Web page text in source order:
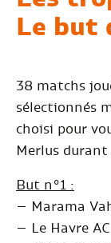
Le but
38 matchs
sélectionnés
choisi pour
Merlus durant
But n°1 :
– Marama
– Le Havre